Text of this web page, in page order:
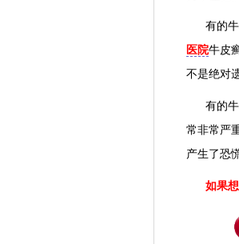
有的牛
医院牛皮
不是绝对
有的牛
常非常严
产生了恐
如果